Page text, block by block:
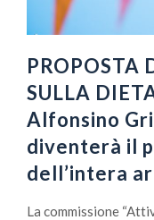
PROPOSTA
SULLA
Alfonsino
diventerà il
dell’intera
La commissione